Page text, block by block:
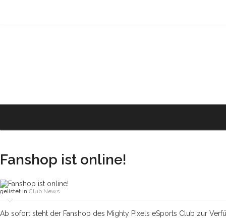
Fanshop ist online!
gelistet in Club News
Ab sofort steht der Fanshop des Mighty P!xels eSports Club zur